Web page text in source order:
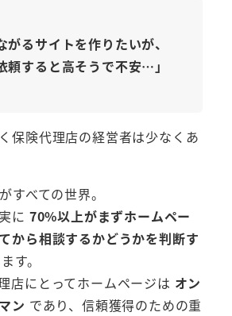
がるサイトを作りたいが、
頼すると高そうで不安…」
保険代理店の経営者は少なくあ
すべての世界。
に 70%以上がまずホームペー
から相談するかどうかを判断す
す。
店にとってホームページは オン
ン であり、信頼獲得のための重